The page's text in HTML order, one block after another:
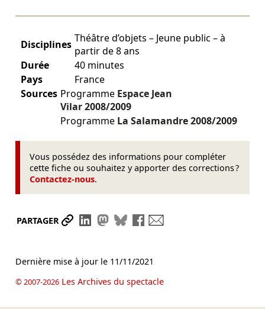
Disciplines Théâtre d’objets – Jeune public – à
partir de 8 ans
Durée
40 minutes
Pays
France
Sources Programme Espace Jean
Vilar2008/2009
Programme La Salamandre2008/2009
Vous possédez des informations pour compléter
cette fiche ou souhaitez y apporter des corrections ?
Contactez-nous.
PARTAGER Partager le lien
Partager sur LinkedIn
Partager sur Mastodon
Partager sur Bluesky
Partager sur Facebook
Dernière mise à jour le 11/11/2021
© 2007-2026Les Archives du spectacle